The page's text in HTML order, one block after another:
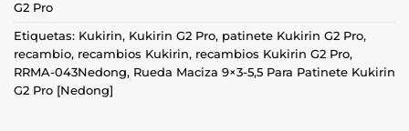
G2 Pro
Etiquetas: Kukirin, Kukirin G2 Pro, patinete Kukirin G2 Pro,
recambio, recambios Kukirin, recambios Kukirin G2 Pro,
RRMA-043Nedong, Rueda Maciza 9×3-5,5 Para Patinete Kukirin
G2 Pro [Nedong]